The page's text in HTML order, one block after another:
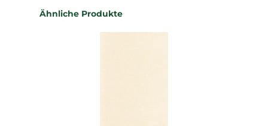
Produktgalerie überspringen
Ähnliche Produkte